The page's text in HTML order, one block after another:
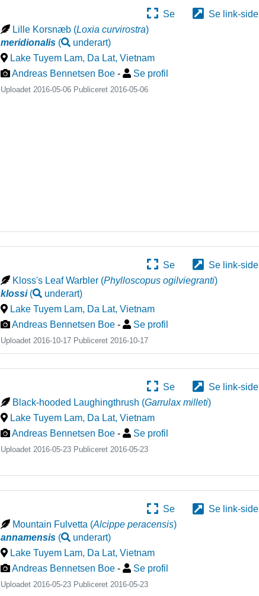
Se
Se link-side
Lille Korsnæb (Loxia curvirostra)
meridionalis ( underart)
Lake Tuyem Lam, Da Lat,Vietnam
Andreas Bennetsen Boe - Se profil
Uploadet 2016-05-06 Publiceret 2016-05-06
Se
Se link-side
Kloss's Leaf Warbler (Phylloscopus ogilviegranti)
klossi( underart)
Lake Tuyem Lam, Da Lat,Vietnam
Andreas Bennetsen Boe - Se profil
Uploadet 2016-10-17 Publiceret 2016-10-17
Se
Se link-side
Black-hooded Laughingthrush (Garrulax milleti)
Lake Tuyem Lam, Da Lat,Vietnam
Andreas Bennetsen Boe - Se profil
Uploadet 2016-05-23 Publiceret 2016-05-23
Se
Se link-side
Mountain Fulvetta (Alcippe peracensis)
annamensis ( underart)
Lake Tuyem Lam, Da Lat,Vietnam
Andreas Bennetsen Boe - Se profil
Uploadet 2016-05-23 Publiceret2016-05-23